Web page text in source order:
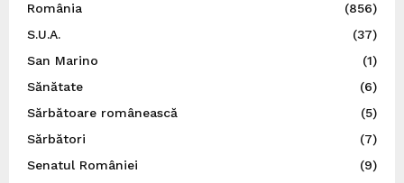
România
(856)
S.U.A.
(37)
San Marino
(1)
Sănătate
(6)
Sărbătoare românească
(5)
Sărbători
(7)
Senatul României
(9)